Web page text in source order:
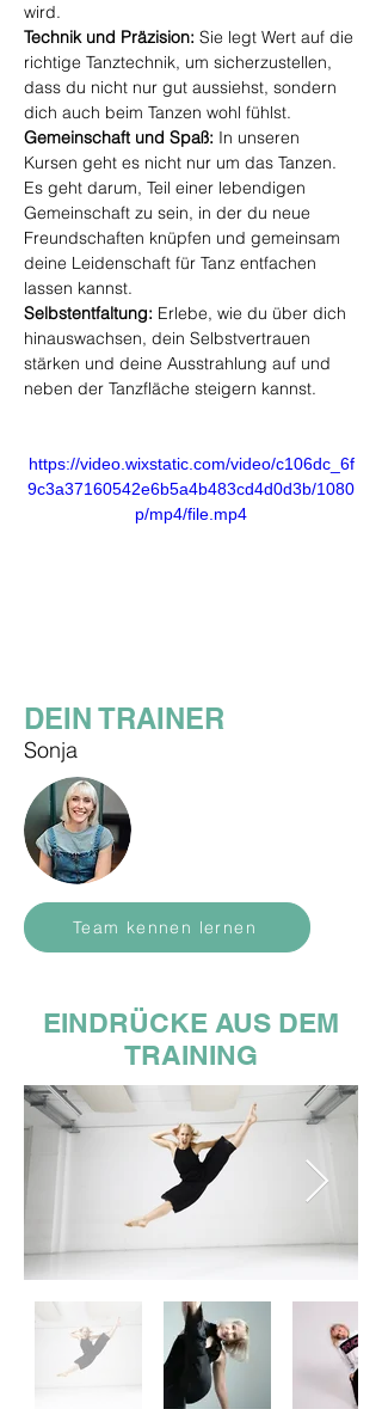
wird.
Technik und Präzision: Sie legt Wert auf die
richtige Tanztechnik, um sicherzustellen,
dass du nicht nur gut aussiehst, sondern
dich auch beim Tanzen wohl fühlst.
Gemeinschaft und Spaß: In unseren
Kursen geht es nicht nur um das Tanzen.
Es geht darum, Teil einer lebendigen
Gemeinschaft zu sein, in der du neue
Freundschaften knüpfen und gemeinsam
deine Leidenschaft für Tanz entfachen
lassen kannst.
Selbstentfaltung: Erlebe, wie du über dich
hinauswachsen, dein Selbstvertrauen
stärken und deine Ausstrahlung auf und
neben der Tanzfläche steigern kannst.
https://video.wixstatic.com/video/c106dc_6f
9c3a37160542e6b5a4b483cd4d0d3b/1080
p/mp4/file.mp4
DEIN TRAINER
Sonja
Team kennen lernen
EINDRÜCKE AUS DEM
TRAINING